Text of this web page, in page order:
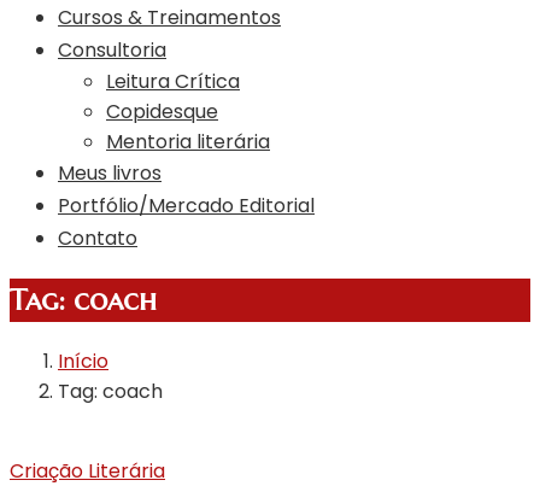
Cursos & Treinamentos
Consultoria
Leitura Crítica
Copidesque
Mentoria literária
Meus livros
Portfólio/Mercado Editorial
Contato
Tag: coach
Início
Tag: coach
Criação Literária